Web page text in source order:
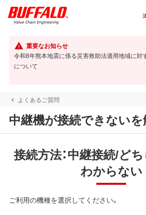
重要なお知らせ
令和8年熊本地震に係る災害救助法適用地域に対
について
よくあるご質問
中継機が接続できない
接続方法：中継接続/ど
わからない
ご利用の機種を選択してください。